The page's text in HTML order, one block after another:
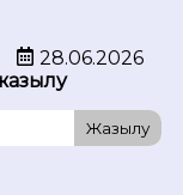
28.06.2026
Жазылу